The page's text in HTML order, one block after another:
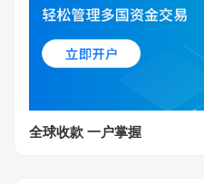
全球收款 一户掌握